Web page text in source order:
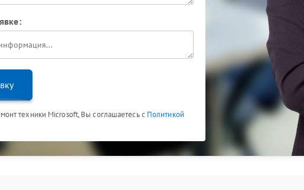
техники Microsoft, Вы соглашаетесь с Политикой